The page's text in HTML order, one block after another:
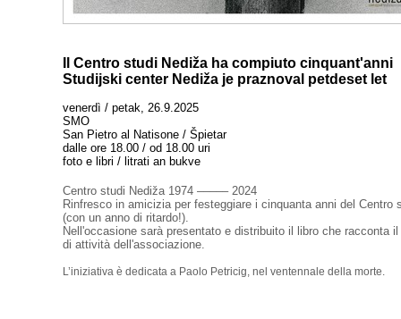
Il Centro studi Nediža ha compiuto cinquant'anni
Studijski center Nediža je praznoval petdeset let
venerdì / petak, 26.9.2025
SMO
San Pietro al Natisone / Špietar
dalle ore 18.00 / od 18.00 uri
foto e libri / litrati an bukve
Centro studi Nediža 1974 ––––– 2024
Rinfresco in amicizia per festeggiare i cinquanta anni del Centro
(con un anno di ritardo!).
Nell'occasione sarà presentato e distribuito il libro che racconta
di attività dell'associazione.
L’iniziativa è dedicata a Paolo Petricig, nel ventennale della morte.